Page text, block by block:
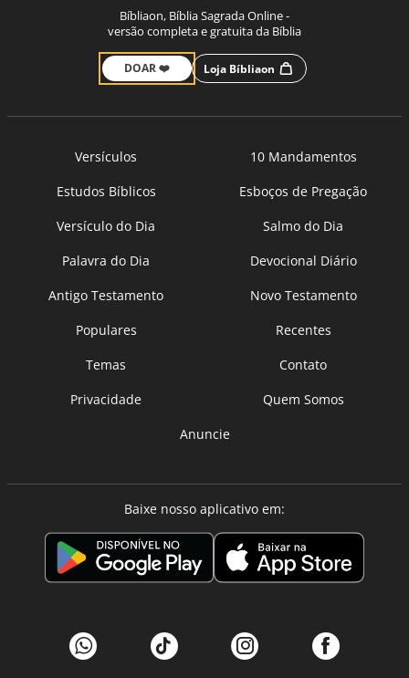
Bíbliaon, Bíblia Sagrada Online -
versão completa e gratuita da Bíblia
DOAR ❤️ Loja Bíbliaon
Versículos
10 Mandamentos
Estudos Bíblicos
Esboços de Pregação
Versículo do Dia
Salmo do Dia
Palavra do Dia
Devocional Diário
Antigo Testamento
Novo Testamento
Populares
Recentes
Temas
Contato
Privacidade
Quem Somos
Anuncie
Baixe nosso aplicativo em: